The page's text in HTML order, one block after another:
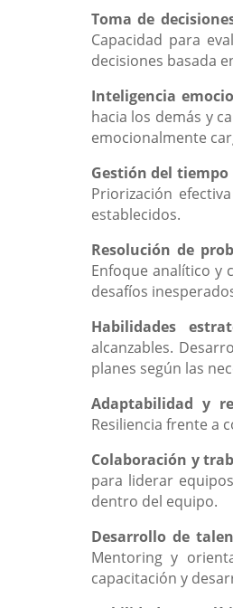
Toma de
Capacidad para
decisiones basada
Inteligencia
hacia los demás y
emocionalmente
Gestión del
Priorización
establecidos.
Resolución de
Enfoque analítico y
desafíos
Habilidades
alcanzables.
planes según las
Adaptabilidad y
Resiliencia frente a
Colaboración y
para liderar
dentro del equipo.
Desarrollo de
Mentoring y
capacitación y